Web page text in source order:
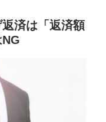
済は「返済額